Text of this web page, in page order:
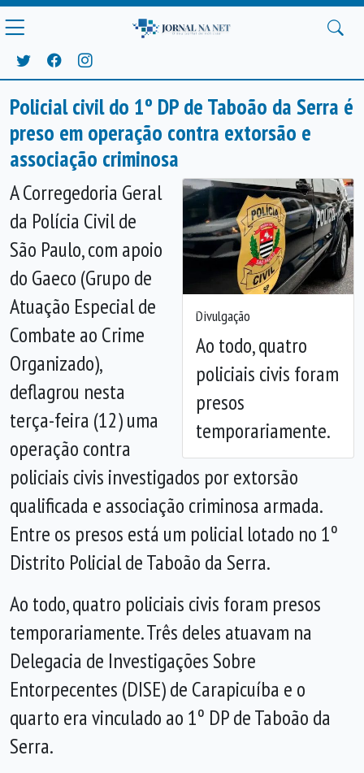
Policial civil do 1º DP de Taboão da Serra é
preso em operação contra extorsão e
associação criminosa
Divulgação
Ao todo, quatro
policiais civis foram
presos
temporariamente.
Anterior
A Corregedoria Geral
da Polícia Civil de
São Paulo, com apoio
do Gaeco (Grupo de
Atuação Especial de
Combate ao Crime
Organizado),
deflagrou nesta
terça-feira (12) uma
operação contra
policiais civis investigados por extorsão
qualificada e associação criminosa armada.
Entre os presos está um policial lotado no 1º
Distrito Policial de Taboão da Serra.
Ao todo, quatro policiais civis foram presos
temporariamente. Três deles atuavam na
Delegacia de Investigações Sobre
Entorpecentes (DISE) de Carapicuíba e o
quarto era vinculado ao 1º DP de Taboão da
Serra.